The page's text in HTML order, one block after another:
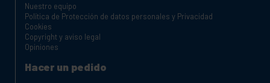
Nuestro equipo
Política de Protección de datos personales y Privacidad
Cookies
Copyright y aviso legal
Opiniones
Hacer un pedido